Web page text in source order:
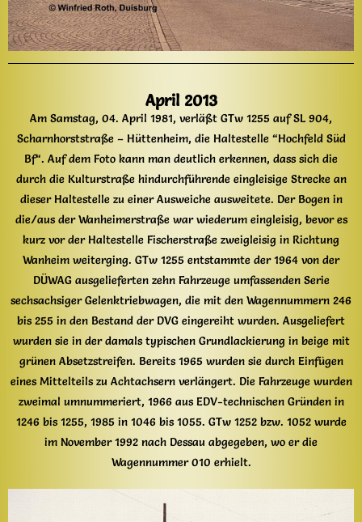
April 2013
Am Samstag, 04. April 1981, verläßt GTw 1255 auf SL 904,
Scharnhorststraße – Hüttenheim, die Haltestelle “Hochfeld Süd
Bf“. Auf dem Foto kann man deutlich erkennen, dass sich die
durch die Kulturstraße hindurchführende eingleisige Strecke an
dieser Haltestelle zu einer Ausweiche ausweitete. Der Bogen in
die/aus der Wanheimerstraße war wiederum eingleisig, bevor es
kurz vor der Haltestelle Fischerstraße zweigleisig in Richtung
Wanheim weiterging. GTw 1255 entstammte der 1964 von der
DÜWAG ausgelieferten zehn Fahrzeuge umfassenden Serie
sechsachsiger Gelenktriebwagen, die mit den Wagennummern 246
bis 255 in den Bestand der DVG eingereiht wurden. Ausgeliefert
wurden sie in der damals typischen Grundlackierung in beige mit
grünen Absetzstreifen. Bereits 1965 wurden sie durch Einfügen
eines Mittelteils zu Achtachsern verlängert. Die Fahrzeuge wurden
zweimal umnummeriert, 1966 aus EDV-technischen Gründen in
1246 bis 1255, 1985 in 1046 bis 1055. GTw 1252 bzw. 1052 wurde
im November 1992 nach Dessau abgegeben, wo er die
Wagennummer 010 erhielt.